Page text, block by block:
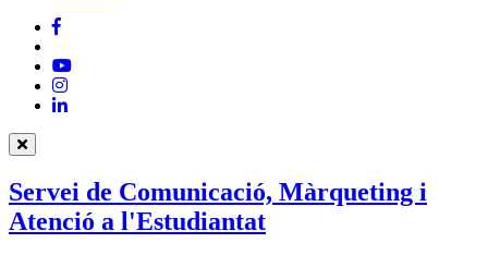
Facebook
YouTube
Instagram
LinkedIn
Servei de Comunicació, Màrqueting i
Atenció a l'Estudiantat